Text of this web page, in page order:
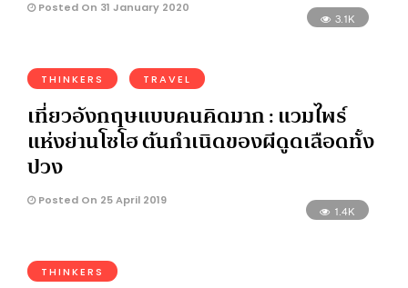
Posted On 31 January 2020
3.1K
THINKERS TRAVEL
เที่ยวอังกฤษแบบคนคิดมาก : แวมไพร์
แห่งย่านโซโฮ ต้นกำเนิดของผีดูดเลือดทั้ง
ปวง
Posted On 25 April 2019
1.4K
THINKERS